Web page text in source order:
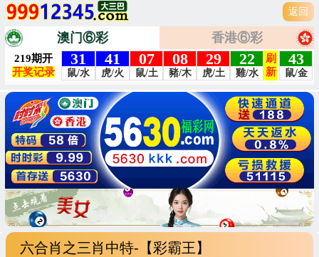
返回
澳门⑥彩 香港⑥彩